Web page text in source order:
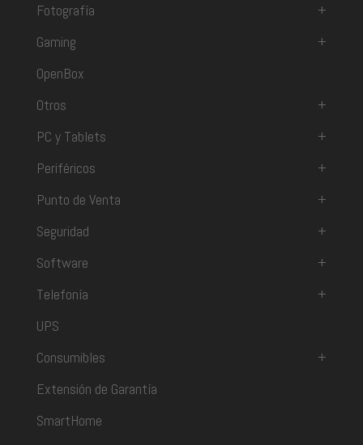
Fotografía
+
Gaming
+
OpenBox
Otros
+
PC y Tablets
+
Periféricos
+
Punto de Venta
+
Seguridad
+
Software
+
Telefonía
+
UPS
Consumibles
+
Extensión de Garantía
SmartHome